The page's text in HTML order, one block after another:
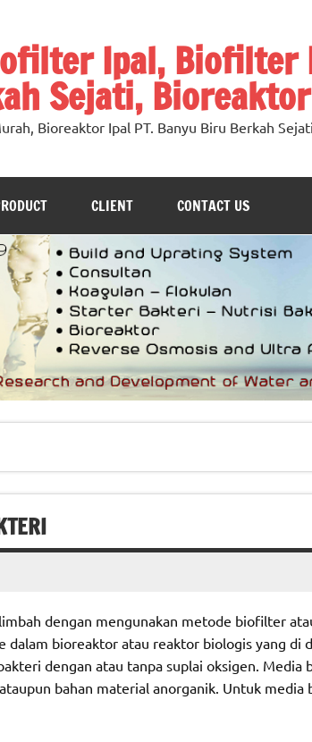
Ipal, Biofilter
Sejati,
Bioreaktor Ipal PT. Banyu Biru Berkah
CLIENT CONTACT US
dengan mengunakan metode biofilter
dalam bioreaktor atau reaktor biologis yang di
dengan atau tanpa suplai oksigen. Media
bahan material anorganik. Untuk media